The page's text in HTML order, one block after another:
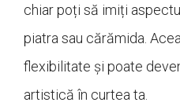
chiar poți să imiți
piatra sau cărămida.
flexibilitate și poate
artistică în curtea ta.